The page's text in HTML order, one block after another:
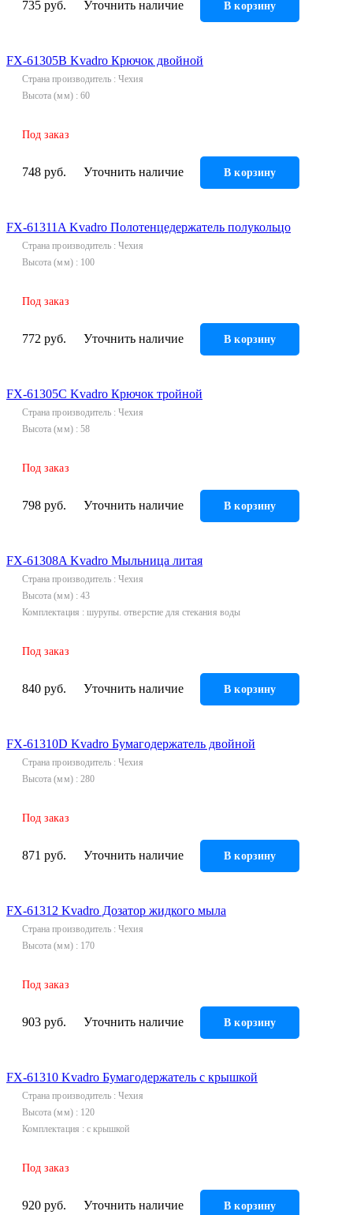
735 руб. Уточнить наличие В корзину
FX-61305B Kvadro Крючок двойной
Страна производитель
Чехия
Высота (мм)
60
Под заказ
748 руб. Уточнить наличие В корзину
FX-61311A Kvadro Полотенцедержатель полукольцо
Страна производитель
Чехия
Высота (мм)
100
Под заказ
772 руб. Уточнить наличие В корзину
FX-61305C Kvadro Крючок тройной
Страна производитель
Чехия
Высота (мм)
58
Под заказ
798 руб. Уточнить наличие В корзину
FX-61308A Kvadro Мыльница литая
Страна производитель
Чехия
Высота (мм)
43
Комплектация
шурупы. отверстие для стекания воды
Под заказ
840 руб. Уточнить наличие В корзину
FX-61310D Kvadro Бумагодержатель двойной
Страна производитель
Чехия
Высота (мм)
280
Под заказ
871 руб. Уточнить наличие В корзину
FX-61312 Kvadro Дозатор жидкого мыла
Страна производитель
Чехия
Высота (мм)
170
Под заказ
903 руб. Уточнить наличие В корзину
FX-61310 Kvadro Бумагодержатель с крышкой
Страна производитель
Чехия
Высота (мм)
120
Комплектация
с крышкой
Под заказ
920 руб. Уточнить наличие В корзину